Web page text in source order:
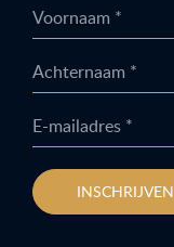
Voornaam *
Achternaam *
E-mailadres *
INSCHRIJVEN